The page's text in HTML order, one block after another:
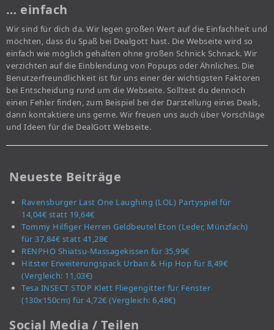
… einfach
Wir sind für dich da. Wir legen großen Wert auf die Einfachheit und
möchten, dass du Spaß bei Dealgott hast. Die Webseite wird so
einfach wie möglich gehalten ohne großen Schnick Schnack. Wir
verzichten auf die Einblendung von Popups oder Ähnliches. Die
Benutzerfreundlichkeit ist für uns einer der wichtigsten Faktoren
bei Entscheidung rund um die Webseite. Solltest du dennoch
einen Fehler finden, zum Beispiel bei der Darstellung eines Deals,
dann kontaktiere uns gerne. Wir freuen uns auch über Vorschläge
und Ideen für die DealGott Webseite.
Neueste Beiträge
Ravensburger Last One Laughing (LOL) Partyspiel für
14,04€ statt 19,64€
Tommy Hilfiger Herren Geldbeutel Eton (Leder, Münzfach)
für 37,84€ statt 41,28€
RENPHO Shiatsu-Massagekissen für 35,99€
Hitster Erweiterungspack Urban & Hip Hop für 8,49€
(Vergleich: 11,03€)
Tesa INSECT STOP Klett Fliegengitter für Fenster
(130x150cm) für 4,72€ (Vergleich: 6,48€)
Social Media / Teilen